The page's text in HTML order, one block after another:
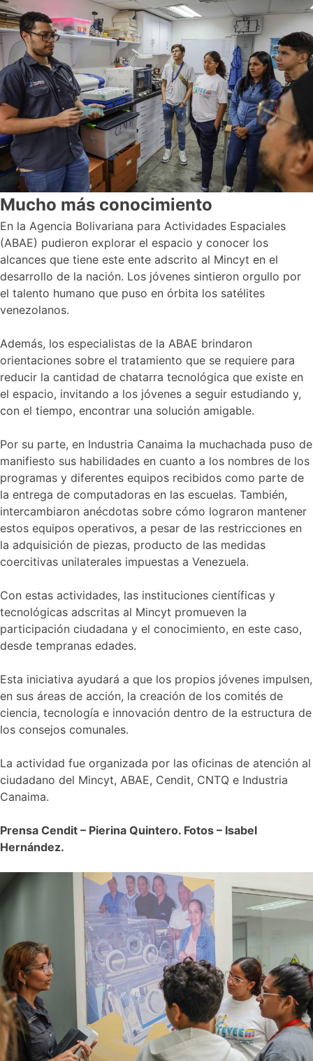
Mucho más conocimiento
En la Agencia Bolivariana para Actividades Espaciales
(ABAE) pudieron explorar el espacio y conocer los
alcances que tiene este ente adscrito al Mincyt en el
desarrollo de la nación. Los jóvenes sintieron orgullo por
el talento humano que puso en órbita los satélites
venezolanos.
Además, los especialistas de la ABAE brindaron
orientaciones sobre el tratamiento que se requiere para
reducir la cantidad de chatarra tecnológica que existe en
el espacio, invitando a los jóvenes a seguir estudiando y,
con el tiempo, encontrar una solución amigable.
Por su parte, en Industria Canaima la muchachada puso de
manifiesto sus habilidades en cuanto a los nombres de los
programas y diferentes equipos recibidos como parte de
la entrega de computadoras en las escuelas. También,
intercambiaron anécdotas sobre cómo lograron mantener
estos equipos operativos, a pesar de las restricciones en
la adquisición de piezas, producto de las medidas
coercitivas unilaterales impuestas a Venezuela.
Con estas actividades, las instituciones científicas y
tecnológicas adscritas al Mincyt promueven la
participación ciudadana y el conocimiento, en este caso,
desde tempranas edades.
Esta iniciativa ayudará a que los propios jóvenes impulsen,
en sus áreas de acción, la creación de los comités de
ciencia, tecnología e innovación dentro de la estructura de
los consejos comunales.
La actividad fue organizada por las oficinas de atención al
ciudadano del Mincyt, ABAE, Cendit, CNTQ e Industria
Canaima.
Prensa Cendit – Pierina Quintero. Fotos – Isabel
Hernández.